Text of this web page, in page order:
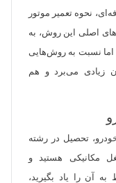
نحوه تعمیر موتور
اصلی این روش، به
نسبت به روش‌هایی
زیادی می‌برد و هم
تحصیل در رشته
مکانیکی هستید و
آن را یاد بگیرید،